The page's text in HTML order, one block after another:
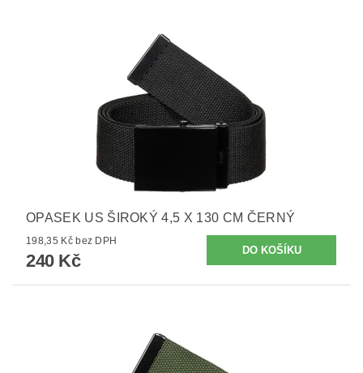
OPASEK US ŠIROKÝ 4,5 X 130 CM ČERNÝ
198,35 Kč bez DPH
240 Kč